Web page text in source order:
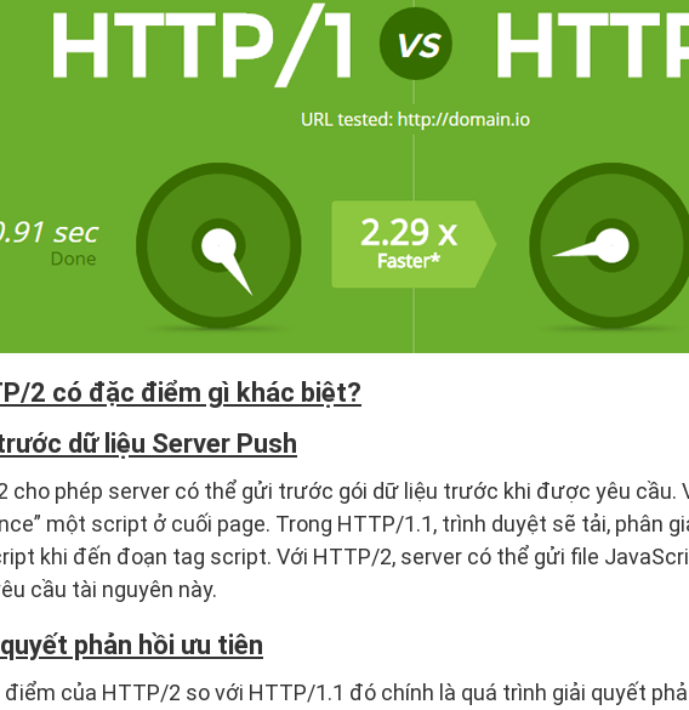
2 có đặc điểm gì khác biệt?
dữ liệu Server Push
cho phép server có thể gửi trước gói dữ liệu trước khi được yêu cầu.
một script ở cuối page. Trong HTTP/1.1, trình duyệt sẽ tải, phân
khi đến đoạn tag script. Với HTTP/2, server có thể gửi file
cầu tài nguyên này.
phản hồi ưu tiên
của HTTP/2 so với HTTP/1.1 đó chính là quá trình giải quyết